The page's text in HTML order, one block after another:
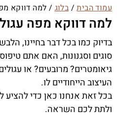
עמוד הבית/בלוג/ למה דווקא
למה דווקא מפה
בדיוק כמו בכל דבר בחיינו,
סוגים וסגנונות, האם אתם
גיאומטרים? מרובעים? או
העיצוב הייחודיים לו.
בכל זאת אנחנו כאן כדי להציע
ולתת לכם השראה.